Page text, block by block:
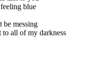
blue
be messing
all of my darkness